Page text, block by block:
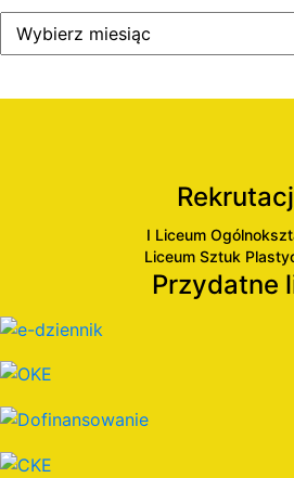
I Liceum
Liceum Sztuk
Przydatne